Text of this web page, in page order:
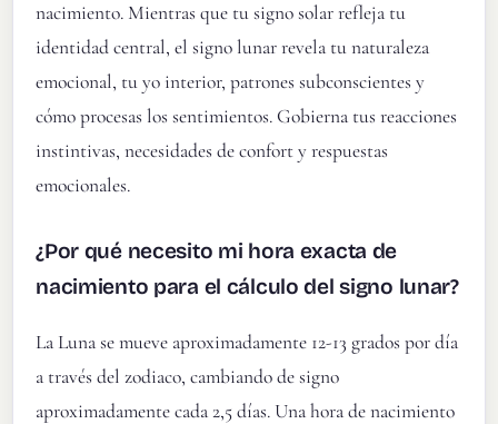
nacimiento. Mientras que tu signo solar refleja tu
identidad central, el signo lunar revela tu naturaleza
emocional, tu yo interior, patrones subconscientes y
cómo procesas los sentimientos. Gobierna tus reacciones
instintivas, necesidades de confort y respuestas
emocionales.
¿Por qué necesito mi hora exacta de
nacimiento para el cálculo del signo lunar?
La Luna se mueve aproximadamente 12-13 grados por día
a través del zodiaco, cambiando de signo
aproximadamente cada 2,5 días. Una hora de nacimiento